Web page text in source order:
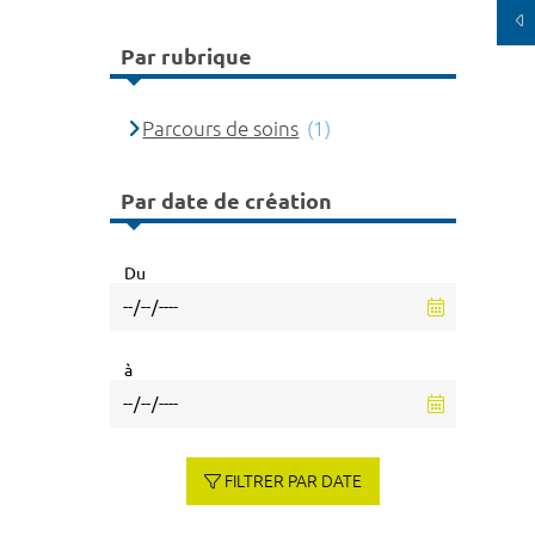
Par rubrique
Parcours de soins (1)
Par date de création
Du
à
FILTRER PAR DATE